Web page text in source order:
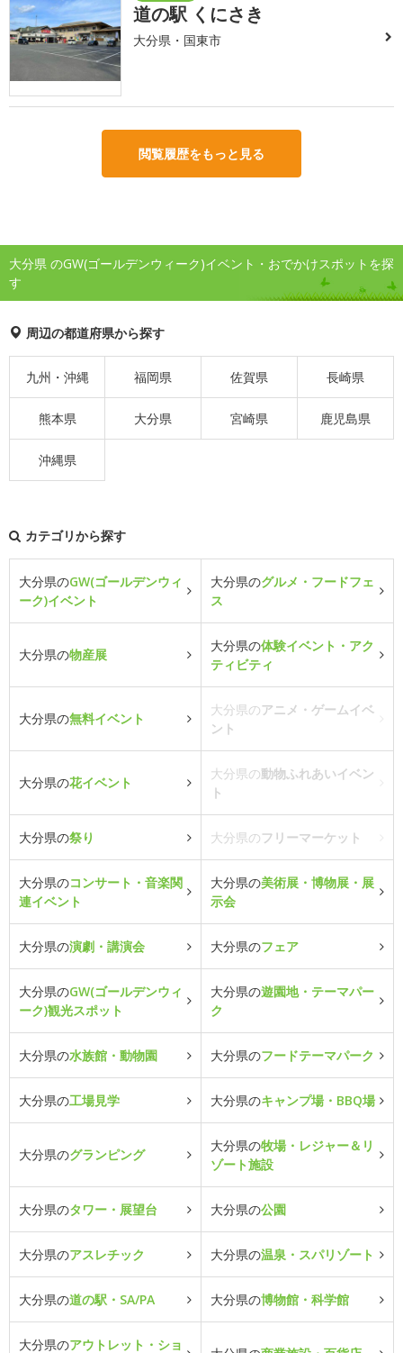
道の駅 くにさき
大分県・国東市
閲覧履歴をもっと見る
大分県 のGW(ゴールデンウィーク)イベント・おでかけスポットを探
す
周辺の都道府県から探す
九州・沖縄 福岡県 佐賀県 長崎県
熊本県 大分県 宮崎県 鹿児島県
沖縄県
カテゴリから探す
大分県のGW(ゴールデンウィ
ーク)イベント
大分県のグルメ・フードフェ
ス
大分県の物産展
大分県の体験イベント・アク
ティビティ
大分県の無料イベント
大分県のアニメ・ゲームイベ
ント
大分県の花イベント
大分県の動物ふれあいイベン
ト
大分県の祭り 大分県のフリーマーケット
大分県のコンサート・音楽関
連イベント
大分県の美術展・博物展・展
示会
大分県の演劇・講演会 大分県のフェア
大分県のGW(ゴールデンウィ
ーク)観光スポット
大分県の遊園地・テーマパー
ク
大分県の水族館・動物園 大分県のフードテーマパーク
大分県の工場見学 大分県のキャンプ場・BBQ場
大分県のグランピング
大分県の牧場・レジャー＆リ
ゾート施設
大分県のタワー・展望台 大分県の公園
大分県のアスレチック 大分県の温泉・スパリゾート
大分県の道の駅・SA/PA 大分県の博物館・科学館
大分県のアウトレット・ショ